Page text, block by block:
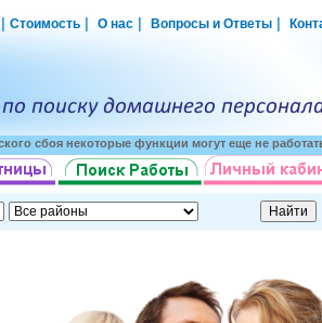
Стоимость О нас Вопросы и Ответы
сбоя некоторые функции могут еще не